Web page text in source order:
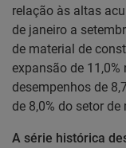
relação às altas
de janeiro a
de material de
expansão de
desempenhos de
de 8,0% do setor
A série histórica